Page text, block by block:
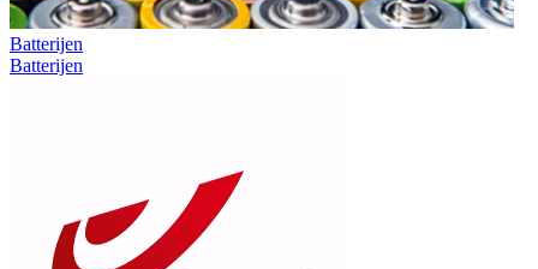
Batterijen
Batterijen